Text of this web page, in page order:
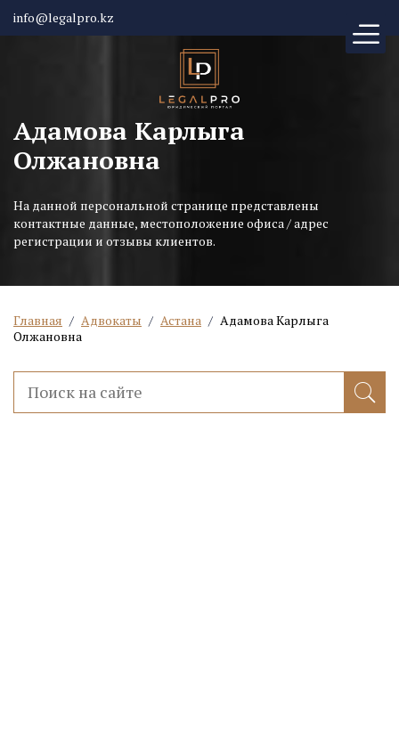
info@legalpro.kz
Адамова Карлыга
Олжановна
На данной персональной странице представлены
контактные данные, местоположение офиса / адрес
регистрации и отзывы клиентов.
Главная / Адвокаты / Астана / Адамова Карлыга
Олжановна